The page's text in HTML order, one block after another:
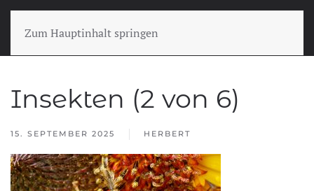
Zum Hauptinhalt springen
Insekten (2 von 6)
15. SEPTEMBER 2025 HERBERT